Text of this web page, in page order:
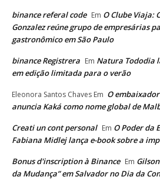
binance referal code Em O Clube Viaja:
Gonzalez reúne grupo de empresárias
gastronômico em São Paulo
binance Registrera Em Natura Tododia
em edição limitada para o verão
Eleonora Santos Chaves Em O
anuncia Kaká como nome global de
Creati un cont personal Em O Poder da
Fabiana Midlej lança e-book sobre a
Bonus d'inscription à Binance Em
da Mudança” em Salvador no Dia da